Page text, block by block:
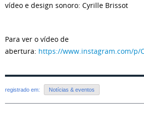
vídeo e design sonoro: Cyrille Brissot
Para ver o vídeo de
abertura: https://www.instagram.com/p/
registrado em: Notícias & eventos